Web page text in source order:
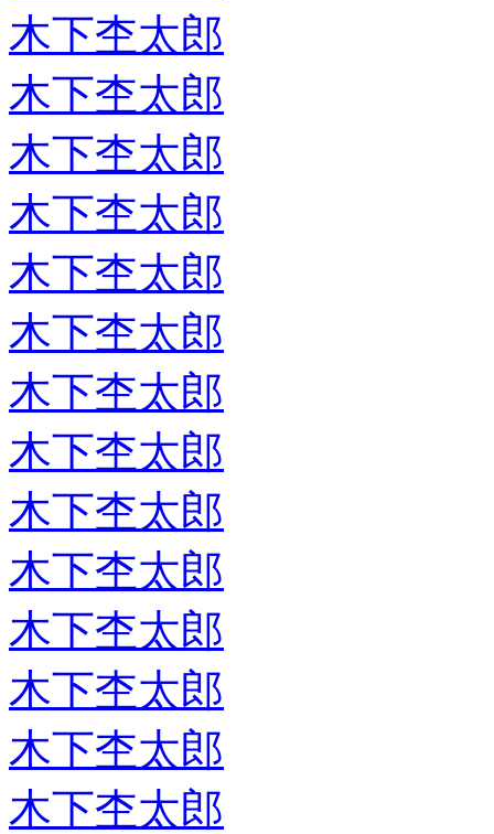
木下杢太郎
木下杢太郎
木下杢太郎
木下杢太郎
木下杢太郎
木下杢太郎
木下杢太郎
木下杢太郎
木下杢太郎
木下杢太郎
木下杢太郎
木下杢太郎
木下杢太郎
木下杢太郎